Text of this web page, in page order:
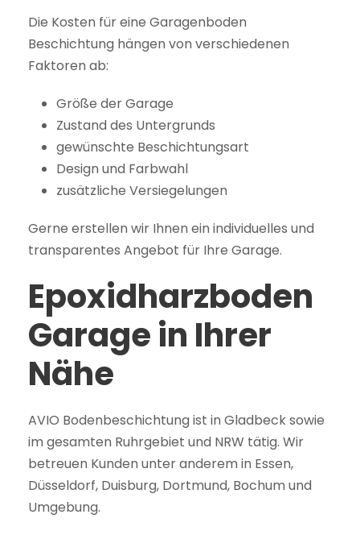
Die Kosten für eine Garagenboden
Beschichtung hängen von verschiedenen
Faktoren ab:
Größe der Garage
Zustand des Untergrunds
gewünschte Beschichtungsart
Design und Farbwahl
zusätzliche Versiegelungen
Gerne erstellen wir Ihnen ein individuelles und
transparentes Angebot für Ihre Garage.
Epoxidharzboden
Garage in Ihrer
Nähe
AVIO Bodenbeschichtung ist in Gladbeck sowie
im gesamten Ruhrgebiet und NRW tätig. Wir
betreuen Kunden unter anderem in Essen,
Düsseldorf, Duisburg, Dortmund, Bochum und
Umgebung.